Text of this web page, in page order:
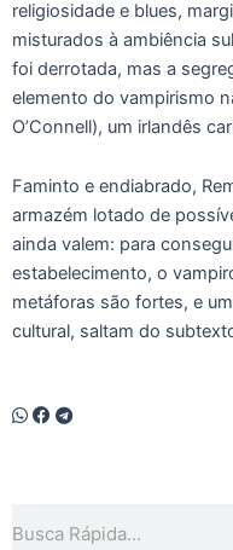
religiosidade e blues,
misturados à ambiência
foi derrotada, mas a
elemento do vampirismo
O’Connell), um irlandês
Faminto e endiabrado,
armazém lotado de
ainda valem: para
estabelecimento, o
metáforas são fortes, e
cultural, saltam do